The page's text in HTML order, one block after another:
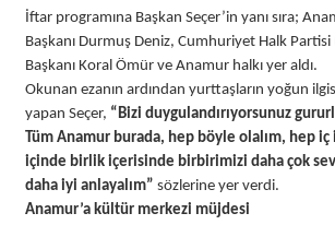
İftar programına Başkan Seçer’in yanı sıra;
Başkanı Durmuş Deniz, Cumhuriyet Halk
Başkanı Koral Ömür ve Anamur halkı yer aldı.
Okunan ezanın ardından yurttaşların yoğun
yapan Seçer, “Bizi duygulandırıyorsunuz
Tüm Anamur burada, hep böyle olalım, hep iç
içinde birlik içerisinde birbirimizi daha çok
daha iyi anlayalım” sözlerine yer verdi.
Anamur’a kültür merkezi müjdesi